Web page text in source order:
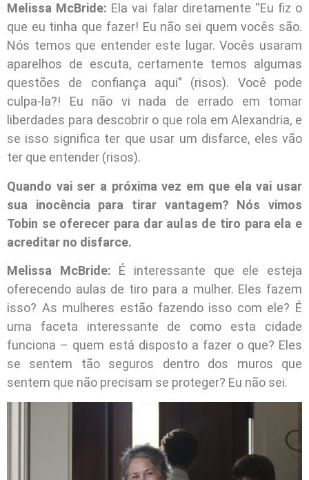
Melissa McBride: Ela vai falar diretamente “Eu fiz o
que eu tinha que fazer! Eu não sei quem vocês são.
Nós temos que entender este lugar. Vocês usaram
aparelhos de escuta, certamente temos algumas
questões de confiança aqui” (risos). Você pode
culpa-la?! Eu não vi nada de errado em tomar
liberdades para descobrir o que rola em Alexandria, e
se isso significa ter que usar um disfarce, eles vão
ter que entender (risos).
Quando vai ser a próxima vez em que ela vai usar
sua inocência para tirar vantagem? Nós vimos
Tobin se oferecer para dar aulas de tiro para ela e
acreditar no disfarce.
Melissa McBride: É interessante que ele esteja
oferecendo aulas de tiro para a mulher. Eles fazem
isso? As mulheres estão fazendo isso com ele? É
uma faceta interessante de como esta cidade
funciona – quem está disposto a fazer o que? Eles
se sentem tão seguros dentro dos muros que
sentem que não precisam se proteger? Eu não sei.